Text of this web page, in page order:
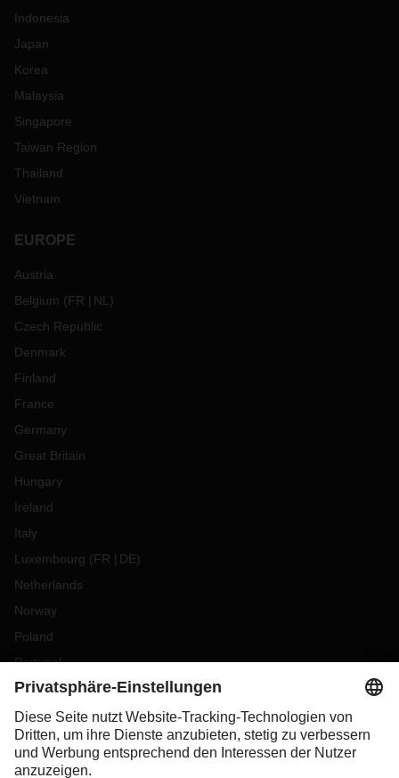
Indonesia
Japan
Korea
Malaysia
Singapore
Taiwan Region
Thailand
Vietnam
EUROPE
Austria
Belgium (FR NL )
Czech Republic
Denmark
Finland
France
Germany
Great Britain
Hungary
Ireland
Italy
Luxembourg (FR DE)
Netherlands
Norway
Poland
Portugal
Romania
Slovakia
Spain
Sweden